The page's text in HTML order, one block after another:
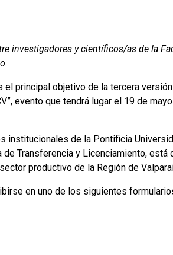
investigadores y científicos/as de la
principal objetivo de la tercera
evento que tendrá lugar el 19 de
institucionales de la Pontificia
de Transferencia y Licenciamiento,
productivo de la Región de
en uno de los siguientes